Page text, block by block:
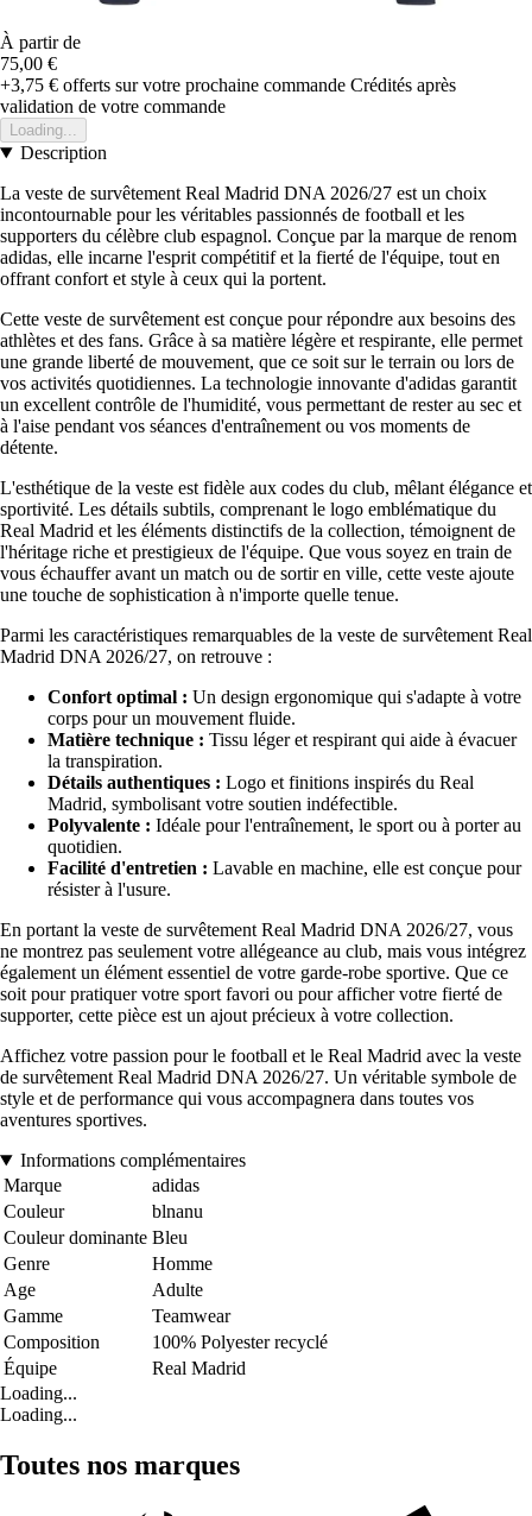
À partir de
75,00 €
+3,75 € offerts sur votre prochaine commande Crédités après
validation de votre commande
Loading...
Description
La veste de survêtement Real Madrid DNA 2026/27 est un choix
incontournable pour les véritables passionnés de football et les
supporters du célèbre club espagnol. Conçue par la marque de renom
adidas, elle incarne l'esprit compétitif et la fierté de l'équipe, tout en
offrant confort et style à ceux qui la portent.
Cette veste de survêtement est conçue pour répondre aux besoins des
athlètes et des fans. Grâce à sa matière légère et respirante, elle permet
une grande liberté de mouvement, que ce soit sur le terrain ou lors de
vos activités quotidiennes. La technologie innovante d'adidas garantit
un excellent contrôle de l'humidité, vous permettant de rester au sec et
à l'aise pendant vos séances d'entraînement ou vos moments de
détente.
L'esthétique de la veste est fidèle aux codes du club, mêlant élégance et
sportivité. Les détails subtils, comprenant le logo emblématique du
Real Madrid et les éléments distinctifs de la collection, témoignent de
l'héritage riche et prestigieux de l'équipe. Que vous soyez en train de
vous échauffer avant un match ou de sortir en ville, cette veste ajoute
une touche de sophistication à n'importe quelle tenue.
Parmi les caractéristiques remarquables de la veste de survêtement Real
Madrid DNA 2026/27, on retrouve :
Confort optimal : Un design ergonomique qui s'adapte à votre
corps pour un mouvement fluide.
Matière technique : Tissu léger et respirant qui aide à évacuer
la transpiration.
Détails authentiques : Logo et finitions inspirés du Real
Madrid, symbolisant votre soutien indéfectible.
Polyvalente : Idéale pour l'entraînement, le sport ou à porter au
quotidien.
Facilité d'entretien : Lavable en machine, elle est conçue pour
résister à l'usure.
En portant la veste de survêtement Real Madrid DNA 2026/27, vous
ne montrez pas seulement votre allégeance au club, mais vous intégrez
également un élément essentiel de votre garde-robe sportive. Que ce
soit pour pratiquer votre sport favori ou pour afficher votre fierté de
supporter, cette pièce est un ajout précieux à votre collection.
Affichez votre passion pour le football et le Real Madrid avec la veste
de survêtement Real Madrid DNA 2026/27. Un véritable symbole de
style et de performance qui vous accompagnera dans toutes vos
aventures sportives.
Informations complémentaires
Marque
adidas
Couleur
blnanu
Couleur dominante Bleu
Genre
Homme
Age
Adulte
Gamme
Teamwear
Composition
100% Polyester recyclé
Équipe
Real Madrid
Loading...
Loading...
Toutes nos marques